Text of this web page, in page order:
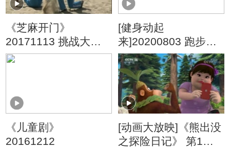
《芝麻开门》
20171113 挑战大现
场
[健身动起
来]20200803 跑步训
练
《儿童剧》
20161212
[动画大放映]《熊出没
之探险日记》 第1集